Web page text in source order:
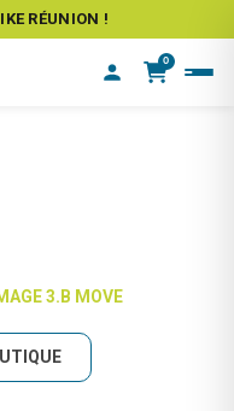
RÉUNION !
0
3.B MOVE